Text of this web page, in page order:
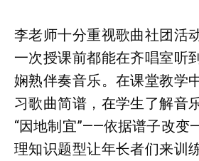
李老师十分重视歌曲社团活
一次授课前都能在齐唱室听
娴熟伴奏音乐。在课堂教学
习歌曲简谱，在学生了解音
“因地制宜”——依据谱子改变
理知识题型让年长者们来训